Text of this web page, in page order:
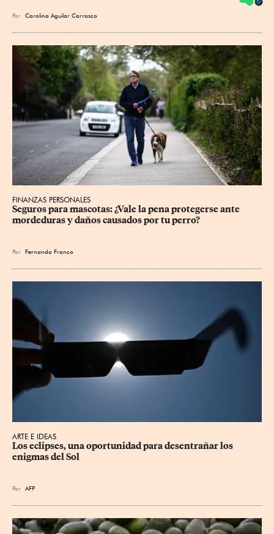
Por Carolina Aguilar Carrasco
FINANZAS PERSONALES
Seguros para mascotas: ¿Vale la pena protegerse ante
mordeduras y daños causados por tu perro?
Por Fernando Franco
ARTE E IDEAS
Los eclipses, una oportunidad para desentrañar los
enigmas del Sol
Por AFP